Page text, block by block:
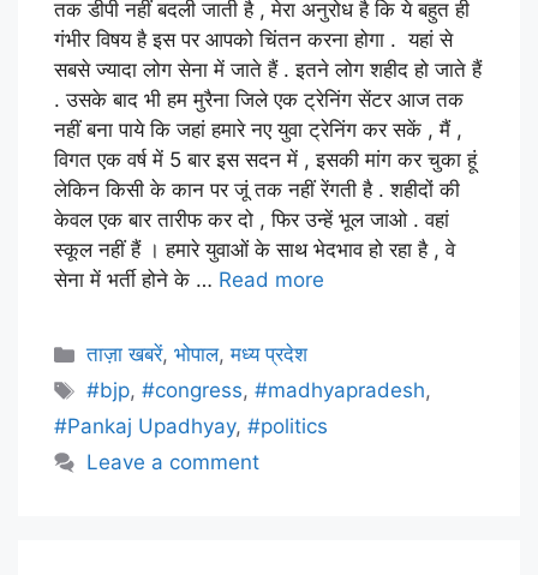
तक डीपी नहीं बदली जाती है , मेरा अनुरोध है कि ये बहुत ही
गंभीर विषय है इस पर आपको चिंतन करना होगा . यहां से
सबसे ज्यादा लोग सेना में जाते हैं . इतने लोग शहीद हो जाते हैं
. उसके बाद भी हम मुरैना जिले एक ट्रेनिंग सेंटर आज तक
नहीं बना पाये कि जहां हमारे नए युवा ट्रेनिंग कर सकें , मैं ,
विगत एक वर्ष में 5 बार इस सदन में , इसकी मांग कर चुका हूं
लेकिन किसी के कान पर जूं तक नहीं रेंगती है . शहीदों की
केवल एक बार तारीफ कर दो , फिर उन्हें भूल जाओ . वहां
स्कूल नहीं हैं । हमारे युवाओं के साथ भेदभाव हो रहा है , वे
सेना में भर्ती होने के … Read more
ताज़ा खबरें,भोपाल,मध्य प्रदेश
#bjp,#congress,#madhyapradesh,
#Pankaj Upadhyay, #politics
Leave a comment